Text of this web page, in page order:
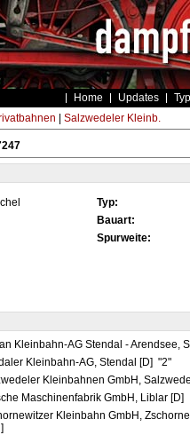
Home Updates
Salzwedeler Kleinb.
Typ:
Bauart:
Spurweite:
Kleinbahn-AG Stendal - Arendsee,
Kleinbahn-AG, Stendal [D] "2"
Kleinbahnen GmbH,
Maschinenfabrik GmbH, Liblar [D]
Kleinbahn GmbH,